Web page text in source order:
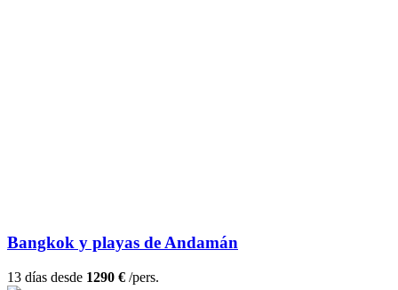
Bangkok y playas de Andamán
13 días desde 1290 € /pers.